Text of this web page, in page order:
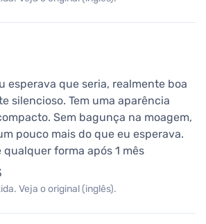
esperava que seria, realmente boa
silencioso. Tem uma aparência
Sem bagunça na moagem,
pouco mais do que eu esperava.
qualquer forma após 1 mês
Veja o original (inglês).